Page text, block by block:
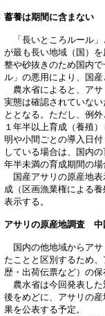
蓄養は期間に含まない
「長いところルール」
が最も長い地域（国）
整や砂抜きのため国内
ル」の悪用により、国
農水省によると、アサ
実態は確認されていな
ととなる。ただし、例
１年半以上育成（養殖
明や小間ごとの導入日
している場合は、国内
年半未満の育成期間の
国産アサリの原産地表
成（区画漁業権による
表示する。
アサリの原産地調査 中
国内の他地域からアサ
たことと区別するため
歴・出荷伝票など）の
農水省は今回発表した
後をめどに、アサリの
果を公表する予定。